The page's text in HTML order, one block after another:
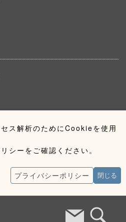
ス解析のためにCookieを使用
シーをご確認ください。
プライバシーポリシー 閉じる